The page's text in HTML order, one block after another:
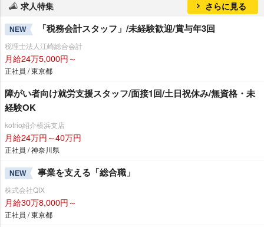
求人特集 さらに見る
NEW 「税務会計スタッフ」/未経験歓迎/賞与年3回
税理士法人江崎総合会計
月給24万5,000円～
正社員 / 東京都
障がい者向け就労支援スタッフ/面接1回/土日祝休み/無資格・未
経験OK
kotrio紹介横浜支店
月給24万円～40万円
正社員 / 神奈川県
NEW 事業を支える「総合職」
株式会社QIX
月給30万8,000円～
正社員 / 東京都